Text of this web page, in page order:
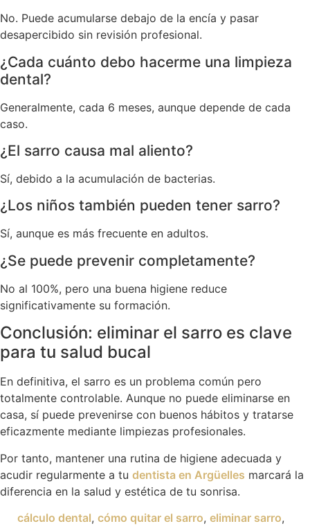
No. Puede acumularse debajo de la encía y pasar
desapercibido sin revisión profesional.
¿Cada cuánto debo hacerme una limpieza
dental?
Generalmente, cada 6 meses, aunque depende de cada
caso.
¿El sarro causa mal aliento?
Sí, debido a la acumulación de bacterias.
¿Los niños también pueden tener sarro?
Sí, aunque es más frecuente en adultos.
¿Se puede prevenir completamente?
No al 100%, pero una buena higiene reduce
significativamente su formación.
Conclusión: eliminar el sarro es clave
para tu salud bucal
En definitiva, el sarro es un problema común pero
totalmente controlable. Aunque no puede eliminarse en
casa, sí puede prevenirse con buenos hábitos y tratarse
eficazmente mediante limpiezas profesionales.
Por tanto, mantener una rutina de higiene adecuada y
acudir regularmente a tu dentista en Argüelles marcará la
diferencia en la salud y estética de tu sonrisa.
cálculo dental, cómo quitar el sarro, eliminar sarro,